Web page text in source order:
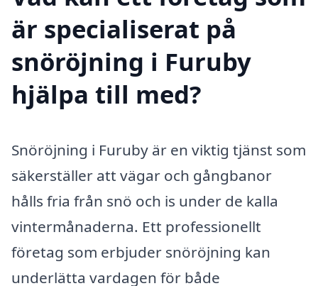
är specialiserat på
snöröjning i Furuby
hjälpa till med?
Snöröjning i Furuby är en viktig tjänst som
säkerställer att vägar och gångbanor
hålls fria från snö och is under de kalla
vintermånaderna. Ett professionellt
företag som erbjuder snöröjning kan
underlätta vardagen för både